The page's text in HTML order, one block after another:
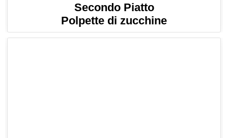
Secondo Piatto
Polpette di zucchine